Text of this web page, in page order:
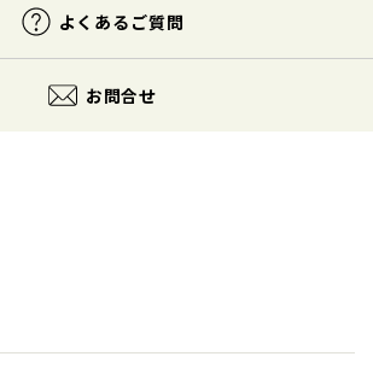
よくあるご質問
お問合せ